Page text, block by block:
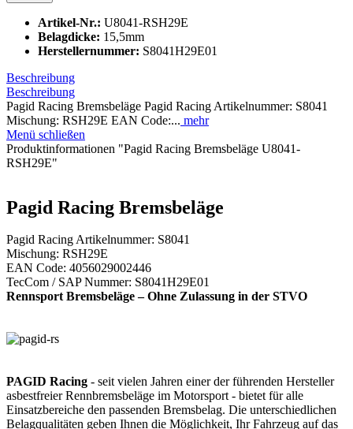
Artikel-Nr.: U8041-RSH29E
Belagdicke: 15,5mm
Herstellernummer: S8041H29E01
Beschreibung
Beschreibung
Pagid Racing Bremsbeläge Pagid Racing Artikelnummer: S8041
Mischung: RSH29E EAN Code:... mehr
Menü schließen
Produktinformationen "Pagid Racing Bremsbeläge U8041-
RSH29E"
Pagid Racing Bremsbeläge
Pagid Racing Artikelnummer: S8041
Mischung: RSH29E
EAN Code: 4056029002446
TecCom / SAP Nummer: S8041H29E01
Rennsport Bremsbeläge – Ohne Zulassung in der STVO
PAGID Racing - seit vielen Jahren einer der führenden Hersteller
asbestfreier Rennbremsbeläge im Motorsport - bietet für alle
Einsatzbereiche den passenden Bremsbelag. Die unterschiedlichen
Belagqualitäten geben Ihnen die Möglichkeit, Ihr Fahrzeug auf das